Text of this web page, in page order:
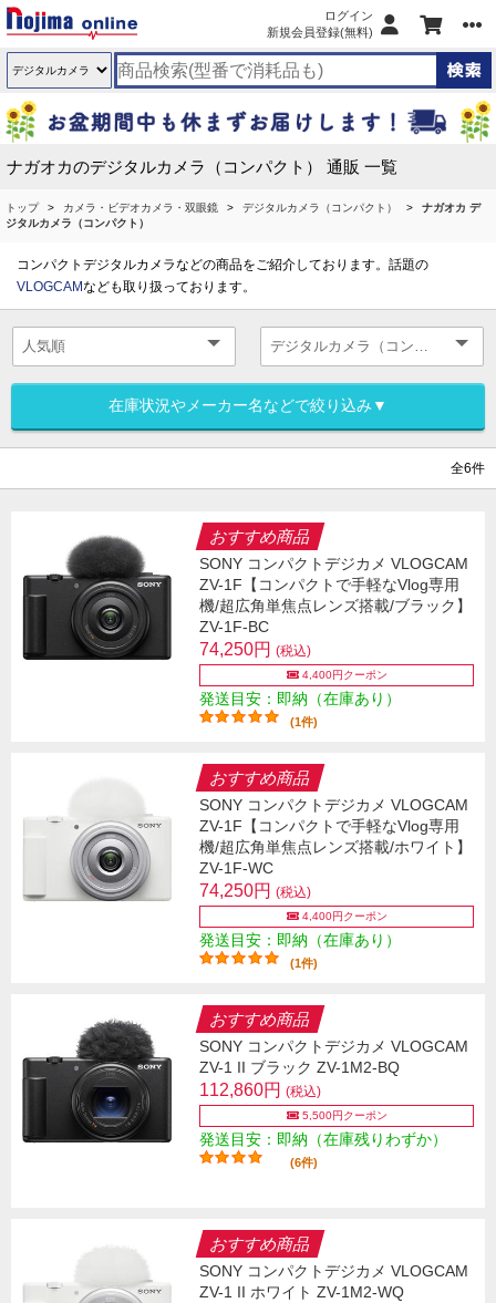
ログイン
新規会員登録(無料)
ナガオカのデジタルカメラ（コンパクト） 通販 一覧
トップ カメラ・ビデオカメラ・双眼鏡 デジタルカメラ（コンパクト）
ナガオカ デ
ジタルカメラ（コンパクト）
コンパクトデジタルカメラなどの商品をご紹介しております。話題の
VLOGCAMなども取り扱っております。
在庫状況やメーカー名などで絞り込み▼
全6件
おすすめ商品
SONY コンパクトデジカメ VLOGCAM
ZV-1F【コンパクトで手軽なVlog専用
機/超広角単焦点レンズ搭載/ブラック】
ZV-1F-BC
74,250円 (税込)
4,400円クーポン
発送目安：即納（在庫あり）
(1件)
おすすめ商品
SONY コンパクトデジカメ VLOGCAM
ZV-1F【コンパクトで手軽なVlog専用
機/超広角単焦点レンズ搭載/ホワイト】
ZV-1F-WC
74,250円 (税込)
4,400円クーポン
発送目安：即納（在庫あり）
(1件)
おすすめ商品
SONY コンパクトデジカメ VLOGCAM
ZV-1 II ブラック ZV-1M2-BQ
112,860円 (税込)
5,500円クーポン
発送目安：即納（在庫残りわずか）
(6件)
おすすめ商品
SONY コンパクトデジカメ VLOGCAM
ZV-1 II ホワイト ZV-1M2-WQ